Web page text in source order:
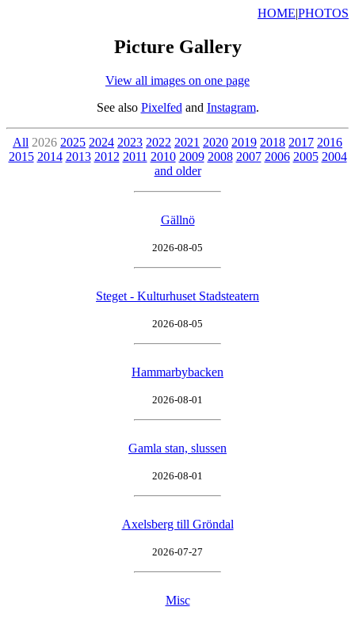
HOME|PHOTOS
Picture Gallery
View all images on one page
See also Pixelfed and Instagram.
All 2026 2025 2024 2023 2022 2021 2020 2019 2018 2017 2016
2015 2014 2013 2012 2011 2010 2009 2008 2007 2006 2005 2004
and older
Gällnö
2026-08-05
Steget - Kulturhuset Stadsteatern
2026-08-05
Hammarbybacken
2026-08-01
Gamla stan, slussen
2026-08-01
Axelsberg till Gröndal
2026-07-27
Misc